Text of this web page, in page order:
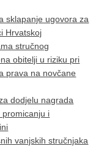
sklapanje ugovora za
Hrvatskoj
stručnog
obitelji u riziku pri
prava na novčane
dodjelu nagrada
promicanju i
vanjskih stručnjaka